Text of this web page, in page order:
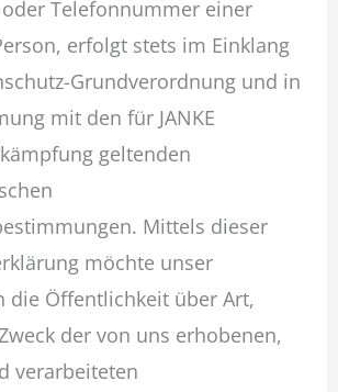
Telefonnummer einer
erfolgt stets im Einklang
Grundverordnung und in
mit den für JANKE
geltenden
Mittels dieser
möchte unser
die Öffentlichkeit über Art,
der von uns erhobenen,
verarbeiteten